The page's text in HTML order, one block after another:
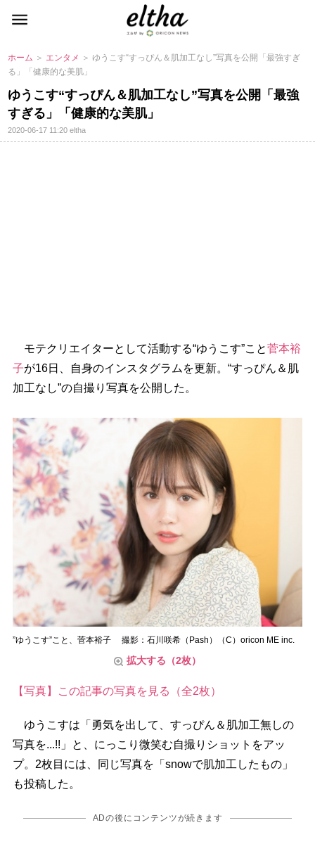
ホーム ＞ エンタメ ＞ ゆうこす“すっぴん＆肌加工なし”写真を公開「最強すぎ
る」「健康的な美肌」
ゆうこす“すっぴん＆肌加工なし”写真を公開「最強
すぎる」「健康的な美肌」
2020-06-17 11:20eltha
モテクリエイターとして活動する“ゆうこす”こと菅本裕
子が16日、自身のインスタグラムを更新。“すっぴん＆肌
加工なし”の自撮り写真を公開した。
”ゆうこす”こと、菅本裕子 撮影：石川咲希（Pash）（C）oricon ME inc.
拡大する（2枚）
【写真】この記事の写真を見る（全2枚）
ゆうこすは「勇気を出して、すっぴん＆肌加工無しの
写真を...!!」と、にっこり微笑む自撮りショットをアッ
プ。2枚目には、同じ写真を「snowで肌加工したもの」
も投稿した。
ADの後にコンテンツが続きます